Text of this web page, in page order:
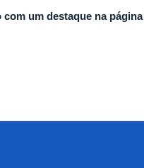
com um destaque na